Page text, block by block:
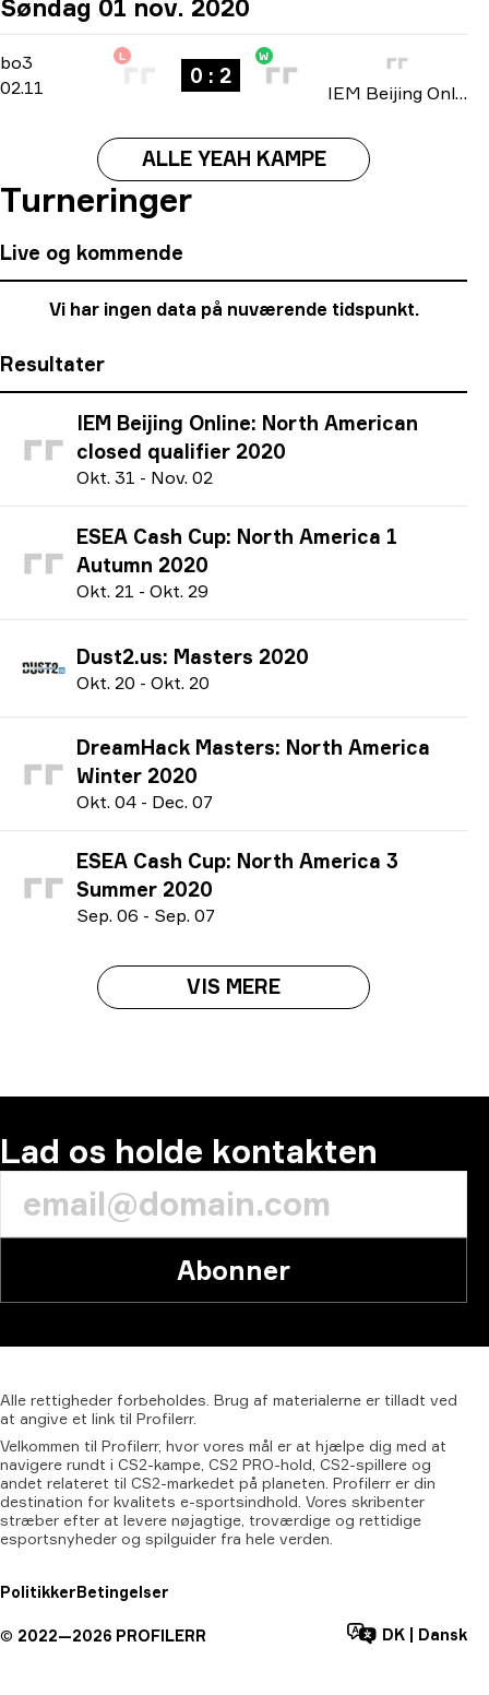
Søndag 01 nov. 2020
bo3 -bo3
02.11
L
0 : 2
W
IEM Beijing Online: North American closed qualifier 2020
ALLE YEAH KAMPE
Turneringer
Live og kommende
Vi har ingen data på nuværende tidspunkt.
Resultater
IEM Beijing Online: North American
closed qualifier 2020
Okt. 31 - Nov. 02
ESEA Cash Cup: North America 1
Autumn 2020
Okt. 21 - Okt. 29
Dust2.us: Masters 2020
Okt. 20 - Okt. 20
DreamHack Masters: North America
Winter 2020
Okt. 04 - Dec. 07
ESEA Cash Cup: North America 3
Summer 2020
Sep. 06 - Sep. 07
VIS MERE
Lad os holde kontakten
Abonner
Alle rettigheder forbeholdes. Brug af materialerne er tilladt ved
at angive et link til Profilerr.
Velkommen til Profilerr, hvor vores mål er at hjælpe dig med at
navigere rundt i CS2-kampe, CS2 PRO-hold, CS2-spillere og
andet relateret til CS2-markedet på planeten. Profilerr er din
destination for kvalitets e-sportsindhold. Vores skribenter
stræber efter at levere nøjagtige, troværdige og rettidige
esportsnyheder og spilguider fra hele verden.
PolitikkerBetingelser
© 2022—2026 PROFILERR DK Dansk